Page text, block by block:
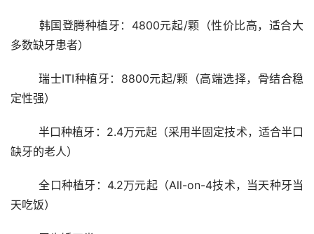
多数缺牙患者）
	瑞士ITI种植牙：8800元起/颗（高端选择，骨结合稳
定性强）
	半口种植牙：2.4万元起（采用半固定技术，适合半口
缺牙的老人）
	全口种植牙：4.2万元起（All-on-4技术，当天种牙当
天吃饭）